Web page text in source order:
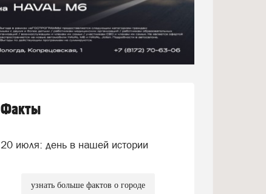
Факты
20 июля: день в нашей истории
узнать больше фактов о городе